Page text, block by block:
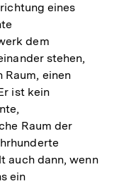
eines
dem
stehen,
Raum, einen
ist kein
Raum der
auch dann, wenn
ein